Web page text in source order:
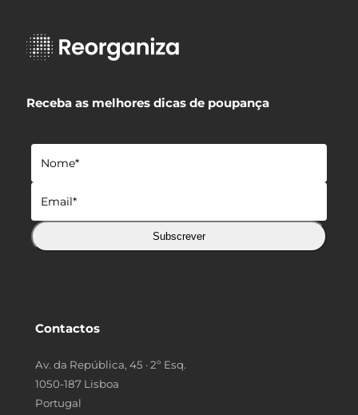
Receba as melhores dicas de poupança
Subscrever
Contactos
Av. da República, 45 · 2º Esq.
1050-187 Lisboa
Portugal